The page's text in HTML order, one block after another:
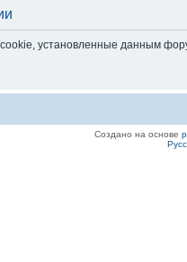
cookie, установленные данным
Создано на основе